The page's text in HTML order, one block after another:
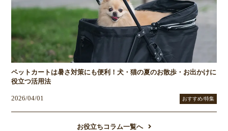
ペットカートは暑さ対策にも便利！犬・猫の夏のお散歩・お出かけに
役立つ活用法
2026/04/01 おすすめ/特集
お役立ちコラム一覧へ